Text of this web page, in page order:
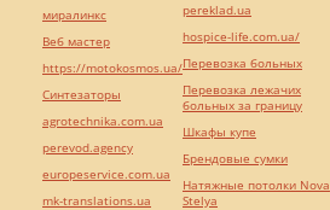
миралинкс
Веб мастер
https://motokosmos.ua/
Синтезаторы
agrotechnika.com.ua
perevod.agency
europeservice.com.ua
mk-translations.ua
pereklad.ua
hospice-life.com.ua/
Перевозка больных
Перевозка лежачих
больных за границу
Шкафы купе
Брендовые сумки
Натяжные потолки Nova
Stelya